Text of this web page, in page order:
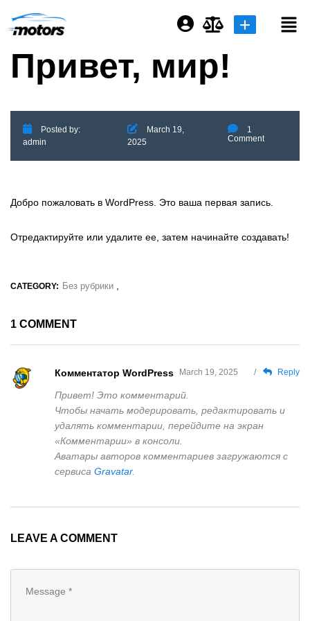
Login or E-mail
Password
Привет, мир!
Posted by:
admin
March 19,
2025
1
Comment
Добро пожаловать в WordPress. Это ваша первая запись.
Отредактируйте или удалите ее, затем начинайте создавать!
CATEGORY: Без рубрики ,
1 COMMENT
Комментатор WordPress March 19, 2025 / Reply
Привет! Это комментарий.
Чтобы начать модерировать, редактировать и
удалять комментарии, перейдите на экран
«Комментарии» в консоли.
Аватары авторов комментариев загружаются с
сервисаGravatar.
LEAVE A COMMENT